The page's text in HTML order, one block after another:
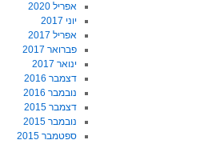
אפריל 2020
יוני 2017
אפריל 2017
פברואר 2017
ינואר 2017
דצמבר 2016
נובמבר 2016
דצמבר 2015
נובמבר 2015
ספטמבר 2015